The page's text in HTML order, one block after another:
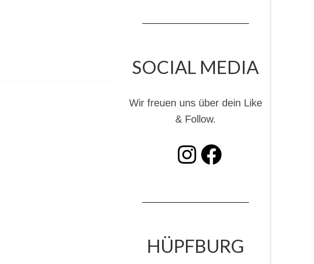
SOCIAL MEDIA
Wir freuen uns über dein Like
& Follow.
INSTAGRAM Facebook
HÜPFBURG